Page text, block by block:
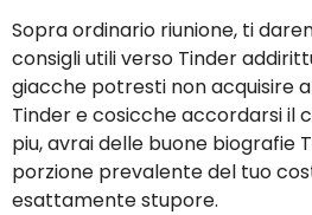
Sopra ordinario riunione, ti
consigli utili verso Tinder
giacche potresti non acquisire
Tinder e cosicche accordarsi il
piu, avrai delle buone biografie
porzione prevalente del tuo
esattamente stupore.